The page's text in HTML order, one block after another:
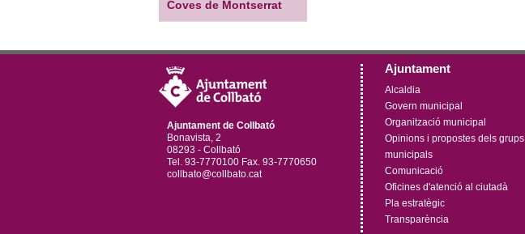
Coves de Montserrat
Ajuntament de Collbató
Bonavista, 2
08293 - Collbató
Tel. 93-7770100 Fax. 93-7770650
collbato@collbato.cat
Ajuntament
Alcaldia
Govern municipal
Organització municipal
Opinions i propostes dels grups
municipals
Comunicació
Oficines d'atenció al ciutadà
Pla estratègic
Transparència